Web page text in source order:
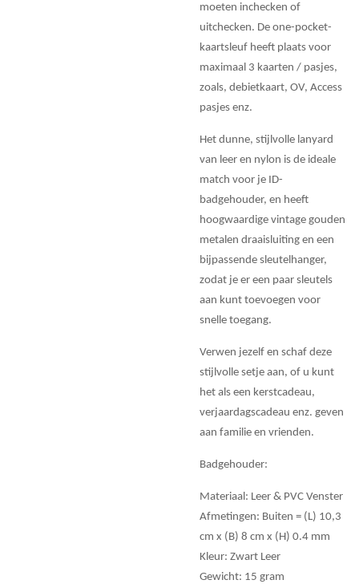
moeten inchecken of
uitchecken. De one-pocket-
kaartsleuf heeft plaats voor
maximaal 3 kaarten / pasjes,
zoals, debietkaart, OV, Access
pasjes enz.
Het dunne, stijlvolle lanyard
van leer en nylon is de ideale
match voor je ID-
badgehouder, en heeft
hoogwaardige vintage gouden
metalen draaisluiting en een
bijpassende sleutelhanger,
zodat je er een paar sleutels
aan kunt toevoegen voor
snelle toegang.
Verwen jezelf en schaf deze
stijlvolle setje aan, of u kunt
het als een kerstcadeau,
verjaardagscadeau enz. geven
aan familie en vrienden.
Badgehouder:
Materiaal: Leer & PVC Venster
Afmetingen: Buiten = (L) 10,3
cm x (B) 8 cm x (H) 0.4 mm
Kleur: Zwart Leer
Gewicht: 15 gram